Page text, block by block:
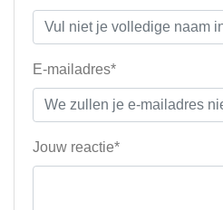
E-mailadres*
Jouw reactie*